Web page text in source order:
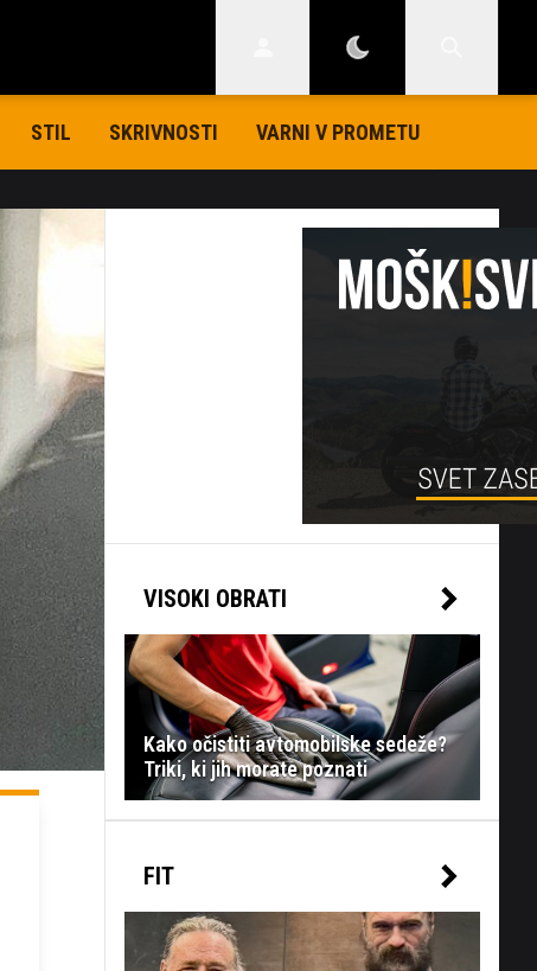
STIL SKRIVNOSTI VARNI V PROMETU
VISOKI OBRATI
Kako očistiti avtomobilske sedeže?
Triki, ki jih morate poznati
FIT